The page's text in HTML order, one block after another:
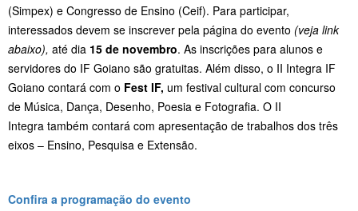
(Simpex) e Congresso de Ensino (Ceif). Para participar,
interessados devem se inscrever pela página do evento (veja link
abaixo), até dia 15 de novembro. As inscrições para alunos e
servidores do IF Goiano são gratuitas. Além disso, o II Integra IF
Goiano contará com o Fest IF, um festival cultural com concurso
de Música, Dança, Desenho, Poesia e Fotografia. O II
Integra também contará com apresentação de trabalhos dos três
eixos – Ensino, Pesquisa e Extensão.
Confira a programação do evento